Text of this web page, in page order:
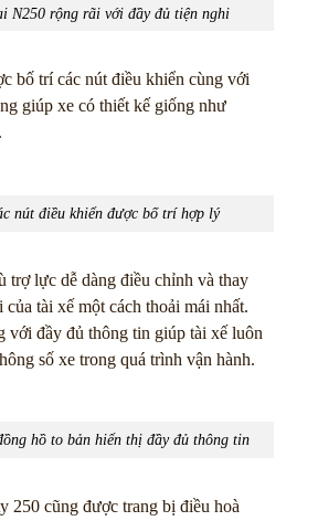
N250 rộng rãi với đầy đủ tiện nghi
bố trí các nút điều khiển cùng với
giúp xe có thiết kế giống như
nút điều khiển được bố trí hợp lý
trợ lực dễ dàng điều chỉnh và thay
tài xế một cách thoải mái nhất.
với đầy đủ thông tin giúp tài xế luôn
số xe trong quá trình vận hành.
hồ to bản hiển thị đầy đủ thông tin
250 cũng được trang bị điều hoà